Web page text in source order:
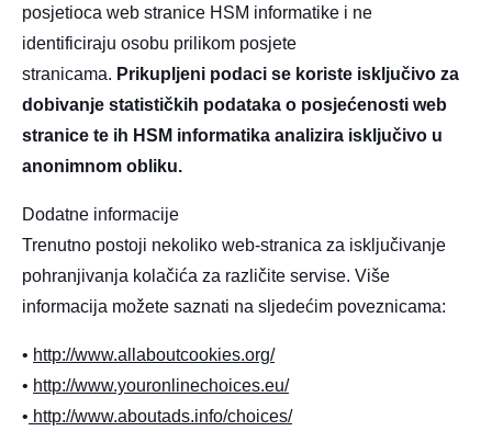
posjetioca web stranice HSM informatike i ne
identificiraju osobu prilikom posjete
stranicama. Prikupljeni podaci se koriste isključivo za
dobivanje statističkih podataka o posjećenosti web
stranice te ih HSM informatika analizira isključivo u
anonimnom obliku.
Dodatne informacije
Trenutno postoji nekoliko web-stranica za isključivanje
pohranjivanja kolačića za različite servise. Više
informacija možete saznati na sljedećim poveznicama:
• http://www.allaboutcookies.org/
• http://www.youronlinechoices.eu/
• http://www.aboutads.info/choices/